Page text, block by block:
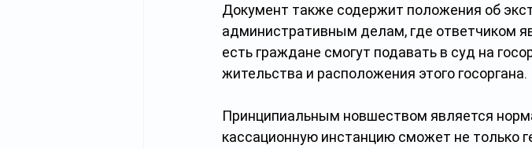
Документ также содержит положения об
административным делам, где ответчиком
есть граждане смогут подавать в суд на
жительства и расположения этого госоргана.
Принципиальным новшеством является
кассационную инстанцию сможет не только